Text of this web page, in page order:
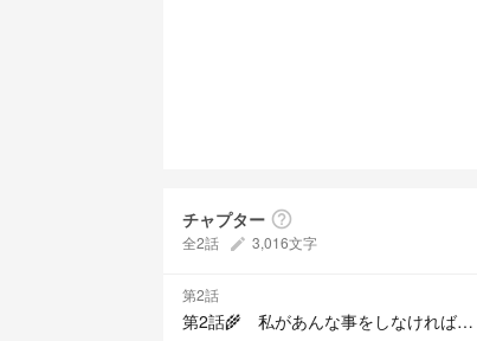
チャプター help_outline
全2話 create 3,016文字
第2話
第2話🌾 私があんな事をしなければ…